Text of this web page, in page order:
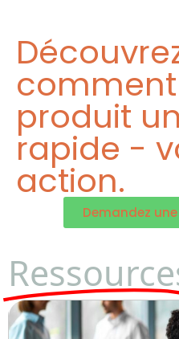
produit
rapide -
action.
Demandez